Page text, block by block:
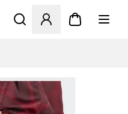
Abre un modal para iniciar